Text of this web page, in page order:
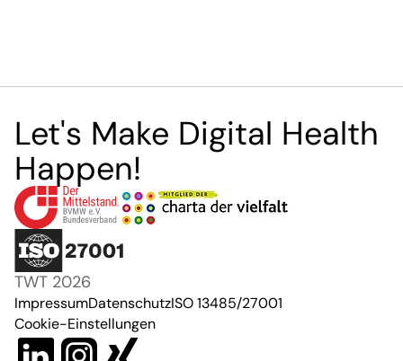
Let's Make Digital Health
Happen!
TWT 2026
ImpressumDatenschutzISO 13485/27001
Cookie-Einstellungen
LinkedInInstagram